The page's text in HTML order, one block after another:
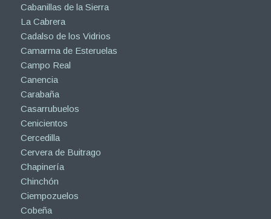
Cabanillas de la Sierra
La Cabrera
Cadalso de los Vidrios
Camarma de Esteruelas
Campo Real
Canencia
Carabaña
Casarrubuelos
Cenicientos
Cercedilla
Cervera de Buitrago
Chapinería
Chinchón
Ciempozuelos
Cobeña